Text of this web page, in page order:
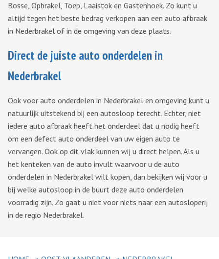
Bosse, Opbrakel, Toep, Laaistok en Gastenhoek. Zo kunt u
altijd tegen het beste bedrag verkopen aan een auto afbraak
in Nederbrakel of in de omgeving van deze plaats.
Direct de juiste auto onderdelen in
Nederbrakel
Ook voor auto onderdelen in Nederbrakel en omgeving kunt u
natuurlijk uitstekend bij een autosloop terecht. Echter, niet
iedere auto afbraak heeft het onderdeel dat u nodig heeft
om een defect auto onderdeel van uw eigen auto te
vervangen. Ook op dit vlak kunnen wij u direct helpen. Als u
het kenteken van de auto invult waarvoor u de auto
onderdelen in Nederbrakel wilt kopen, dan bekijken wij voor u
bij welke autosloop in de buurt deze auto onderdelen
voorradig zijn. Zo gaat u niet voor niets naar een autosloperij
in de regio Nederbrakel.